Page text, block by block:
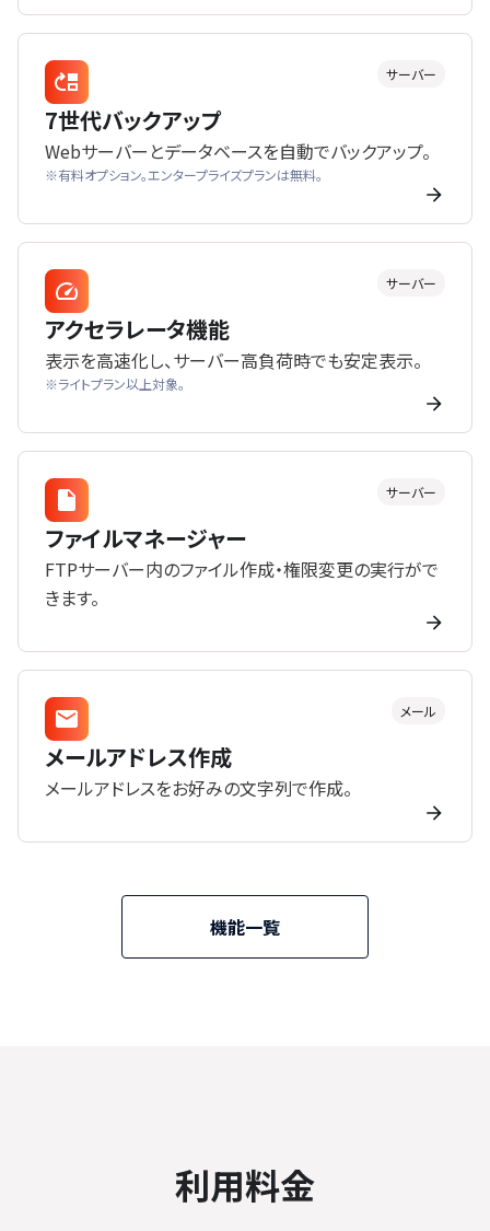
サーバー
7世代バックアップ
Webサーバーとデータベースを自動でバックアップ。
※有料オプション。エンタープライズプランは無料。
サーバー
アクセラレータ機能
表示を高速化し、サーバー高負荷時でも安定表示。
※ライトプラン以上対象。
サーバー
ファイルマネージャー
FTPサーバー内のファイル作成・権限変更の実行がで
きます。
メール
メールアドレス作成
メールアドレスをお好みの文字列で作成。
機能一覧
利用料金